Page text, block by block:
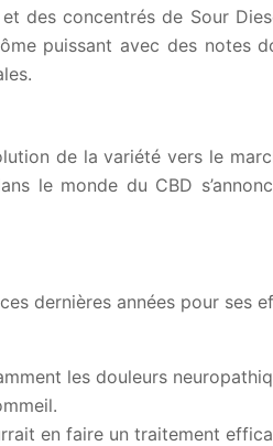
des concentrés de Sour
puissant avec des notes
de la variété vers le
le monde du CBD
dernières années pour ses
les douleurs
en faire un traitement